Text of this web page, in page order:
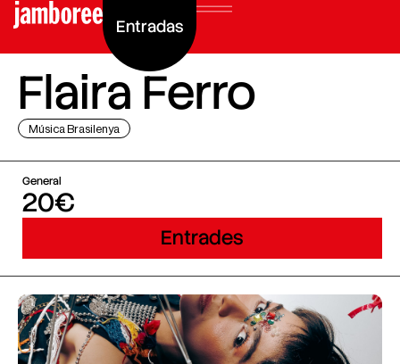
Entradas
Flaira Ferro
Música Brasilenya
General
20€
Entrades